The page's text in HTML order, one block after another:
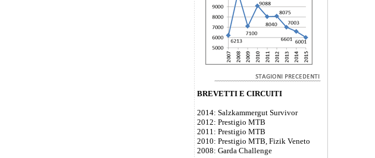
BREVETTI E CIRCUITI
2014: Salzkammergut Survivor
2012: Prestigio MTB
2011: Prestigio MTB
2010: Prestigio MTB, Fizik Veneto
2008: Garda Challenge